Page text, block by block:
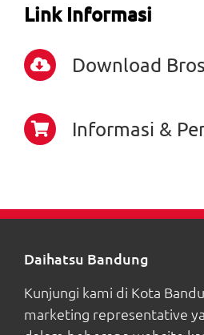
Link Informasi
Download
Informasi &
Daihatsu Bandung
Kunjungi kami di Kota
marketing representative